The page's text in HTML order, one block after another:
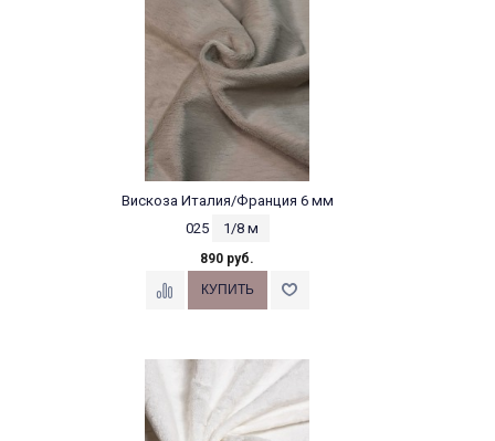
Вискоза Италия/Франция 6 мм
025
1/8 м
890 руб.